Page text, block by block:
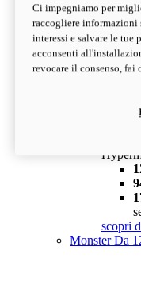
scopri
MonsterDa
Ci impegniamo per
raccogliere
interessi e salvare le tue
acconsenti
revocare il consenso, fai